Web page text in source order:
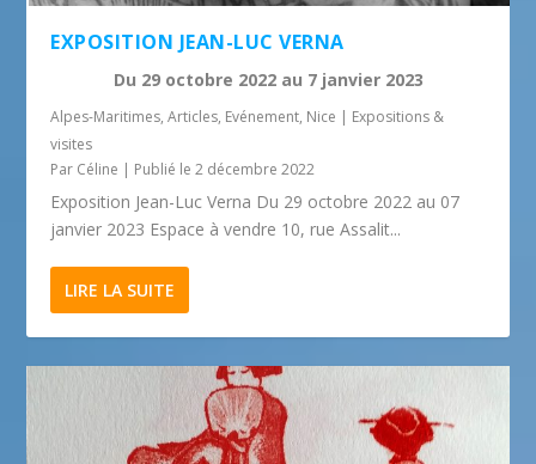
EXPOSITION JEAN-LUC VERNA
Du 29 octobre 2022au 7 janvier 2023
Alpes-Maritimes,Articles, Evénement, Nice
Expositions &
visites
Par Céline Publié le 2 décembre 2022
Exposition Jean-Luc Verna Du 29 octobre 2022 au 07
janvier 2023 Espace à vendre 10, rue Assalit...
LIRE LA SUITE